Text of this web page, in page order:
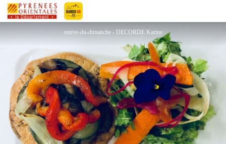
Pyrénées-Orientales Le Département
LE BON TEMPS
entree-du-dimanche - DECORDE Karine